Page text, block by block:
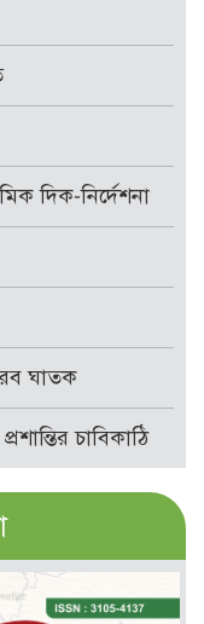
দিক-নির্দেশনা
ঘাতক
চাবিকাঠি